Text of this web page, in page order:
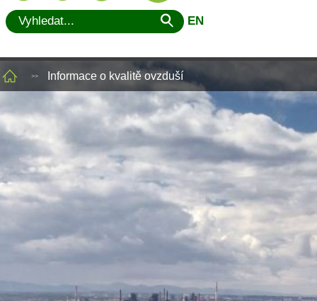
EN
Informace o kvalitě ovzduší